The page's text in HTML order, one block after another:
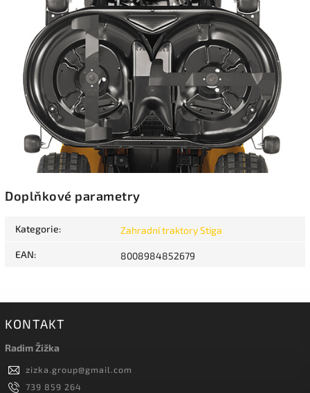
Doplňkové parametry
Kategorie: Zahradní traktory Stiga
EAN: 8008984852679
KONTAKT
Radim Žižka
zizka.group@gmail.com
739 859 264